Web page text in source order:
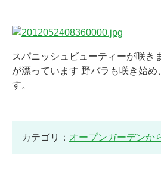
スパニッシュビューティーが咲き
が漂っています 野バラも咲き始
す。
カテゴリ： オープンガーデンか